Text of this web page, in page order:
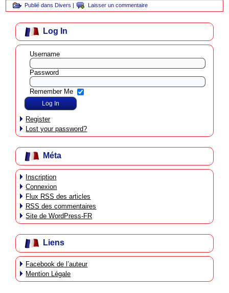
Publié dans Divers Laisser un commentaire
Log In
Username
Password
Remember Me
Register
Lost your password?
Méta
Inscription
Connexion
Flux RSS des articles
RSS des commentaires
Site de WordPress-FR
Liens
Facebook de l’auteur
Mention Légale